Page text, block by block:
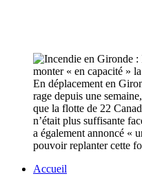
En déplacement en
rage depuis une
que la flotte de 22
n’était plus suffisante
a également annoncé «
pouvoir replanter cette
Accueil